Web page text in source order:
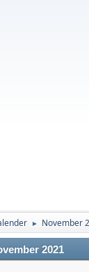
► November
2021